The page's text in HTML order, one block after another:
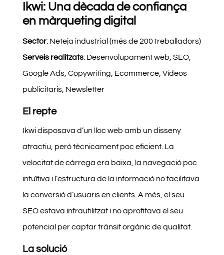
Ikwi: Una dècada de confiança
en màrqueting digital
Sector: Neteja industrial (més de 200 treballadors)
Serveis realitzats: Desenvolupament web, SEO,
Google Ads, Copywriting, Ecommerce, Vídeos
publicitaris, Newsletter
El repte
Ikwi disposava d’un lloc web amb un disseny
atractiu, però tècnicament poc eficient. La
velocitat de càrrega era baixa, la navegació poc
intuïtiva i l’estructura de la informació no facilitava
la conversió d’usuaris en clients. A més, el seu
SEO estava infrautilitzat i no aprofitava el seu
potencial per captar trànsit orgànic de qualitat.
La solució